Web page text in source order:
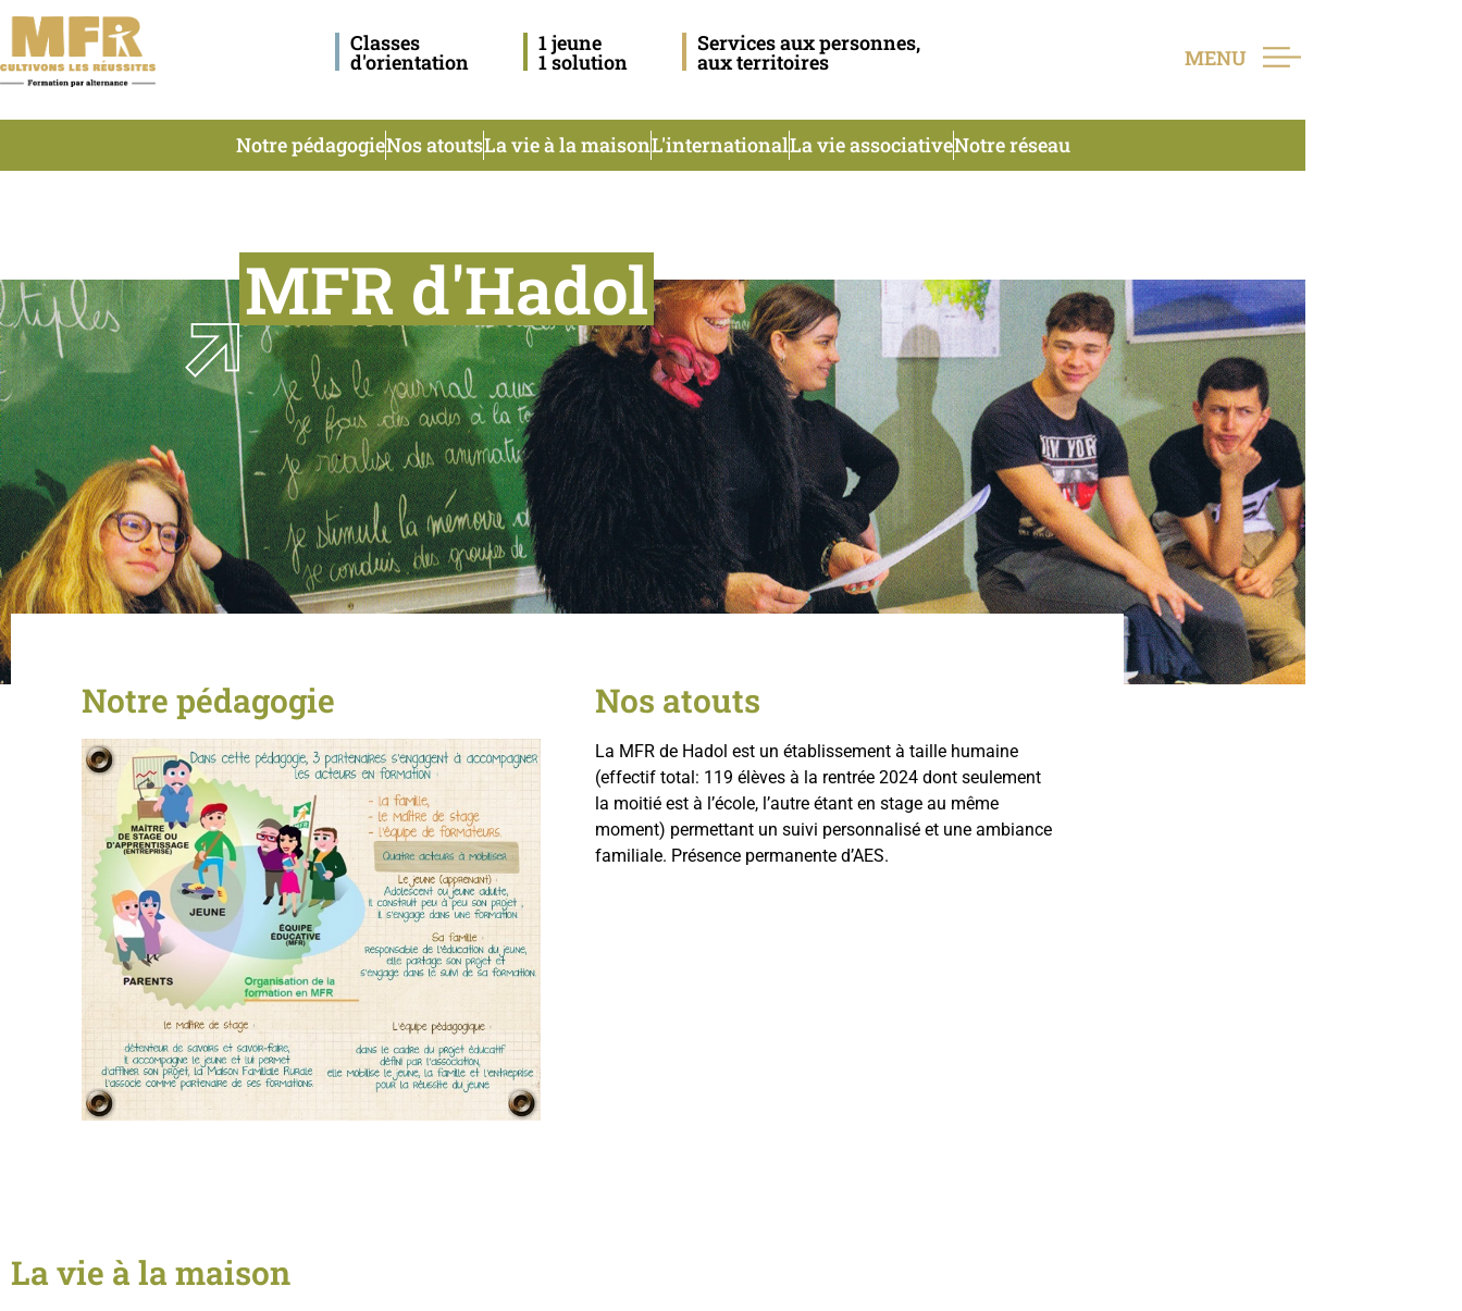
Classes
d'orientation
1 jeune
1 solution
Services aux personnes,
aux territoires MENU
Notre pédagogieNos atoutsLa vie à la maisonL'internationalLa vie associativeNotre réseau
MFR d'Hadol
Notre pédagogie Nos atouts
La MFR de Hadol est un établissement à taille humaine
(effectif total: 119 élèves à la rentrée 2024 dont seulement
la moitié est à l’école, l’autre étant en stage au même
moment) permettant un suivi personnalisé et une ambiance
familiale. Présence permanente d’AES.
La vie à la maison